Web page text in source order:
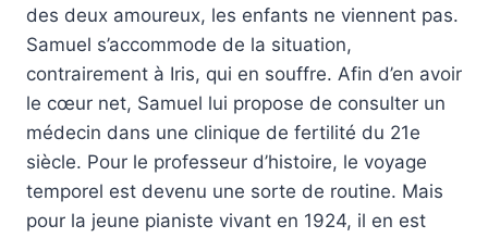
des deux amoureux, les enfants ne viennent pas.
Samuel s’accommode de la situation,
contrairement à Iris, qui en souffre. Afin d’en avoir
le cœur net, Samuel lui propose de consulter un
médecin dans une clinique de fertilité du 21e
siècle. Pour le professeur d’histoire, le voyage
temporel est devenu une sorte de routine. Mais
pour la jeune pianiste vivant en 1924, il en est